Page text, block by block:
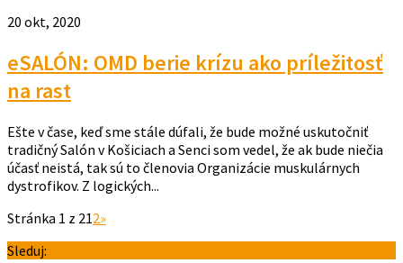
20 okt, 2020
eSALÓN: OMD berie krízu ako príležitosť
na rast
Ešte v čase, keď sme stále dúfali, že bude možné uskutočniť
tradičný Salón v Košiciach a Senci som vedel, že ak bude niečia
účasť neistá, tak sú to členovia Organizácie muskulárnych
dystrofikov. Z logických...
Stránka 1 z 212»
Sleduj: